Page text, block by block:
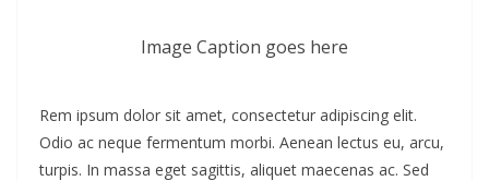
Image Caption goes here
Rem ipsum dolor sit amet, consectetur adipiscing elit.
Odio ac neque fermentum morbi. Aenean lectus eu, arcu,
turpis. In massa eget sagittis, aliquet maecenas ac. Sed